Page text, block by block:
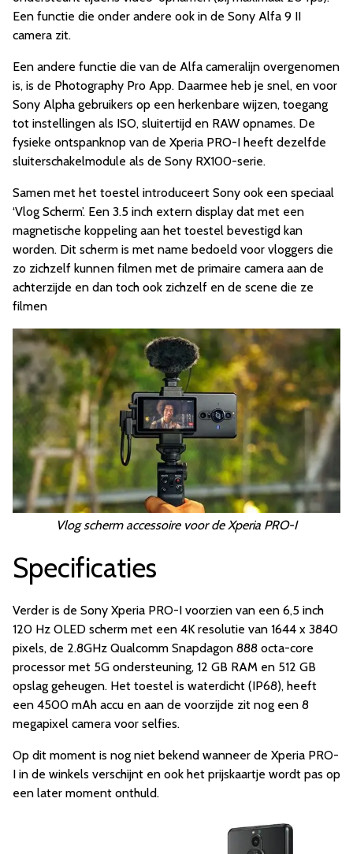
Een functie die onder andere ook in de Sony Alfa 9 II
camera zit.
Een andere functie die van de Alfa cameralijn overgenomen
is, is de Photography Pro App. Daarmee heb je snel, en voor
Sony Alpha gebruikers op een herkenbare wijzen, toegang
tot instellingen als ISO, sluitertijd en RAW opnames. De
fysieke ontspanknop van de Xperia PRO-I heeft dezelfde
sluiterschakelmodule als de Sony RX100-serie.
Samen met het toestel introduceert Sony ook een speciaal
‘Vlog Scherm’. Een 3.5 inch extern display dat met een
magnetische koppeling aan het toestel bevestigd kan
worden. Dit scherm is met name bedoeld voor vloggers die
zo zichzelf kunnen filmen met de primaire camera aan de
achterzijde en dan toch ook zichzelf en de scene die ze
filmen
Vlog scherm accessoire voor de Xperia PRO-I
Specificaties
Verder is de Sony Xperia PRO-I voorzien van een 6,5 inch
120 Hz OLED scherm met een 4K resolutie van 1644 x 3840
pixels, de 2.8GHz Qualcomm Snapdagon 888 octa-core
processor met 5G ondersteuning, 12 GB RAM en 512 GB
opslag geheugen. Het toestel is waterdicht (IP68), heeft
een 4500 mAh accu en aan de voorzijde zit nog een 8
megapixel camera voor selfies.
Op dit moment is nog niet bekend wanneer de Xperia PRO-
I in de winkels verschijnt en ook het prijskaartje wordt pas op
een later moment onthuld.